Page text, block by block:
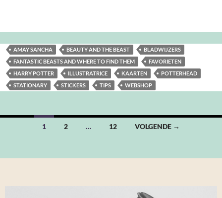
AMAY SANCHA BEAUTY AND THE BEAST
BLADWIJZERS
FANTASTIC BEASTS AND WHERE TO FIND THEM
FAVORIETEN
HARRY POTTER
ILLUSTRATRICE KAARTEN
POTTERHEAD
STATIONARY
STICKERS TIPS WEBSHOP
Berichten
1 2 … 12 VOLGENDE →